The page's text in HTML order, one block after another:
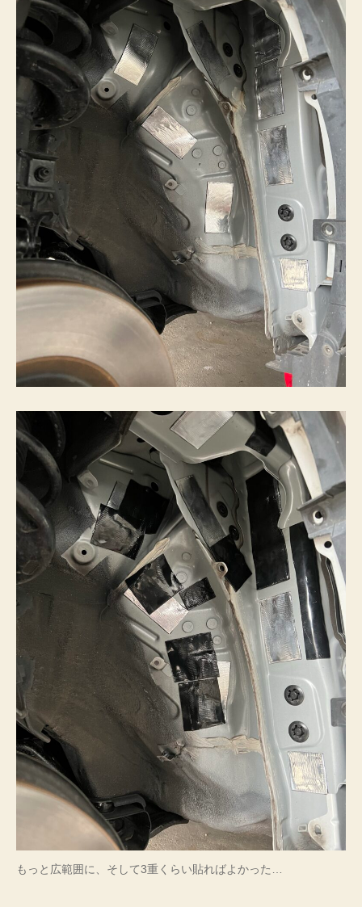
もっと広範囲に、そして3重くらい貼ればよかった…